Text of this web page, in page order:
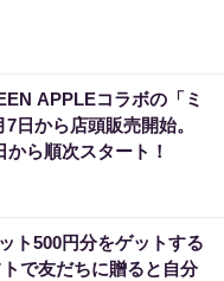
APPLEコラボの「ミ
日から店頭販売開始。
ら順次スタート！
ト500円分をゲットする
で友だちに贈ると自分